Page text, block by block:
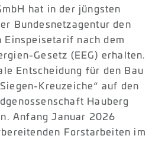
hat in der jüngsten
Bundesnetzagentur den
Einspeisetarif nach dem
Gesetz (EEG) erhalten.
Entscheidung für den Bau
Kreuzeiche“ auf den
Hauberg
Anfang Januar 2026
Forstarbeiten im